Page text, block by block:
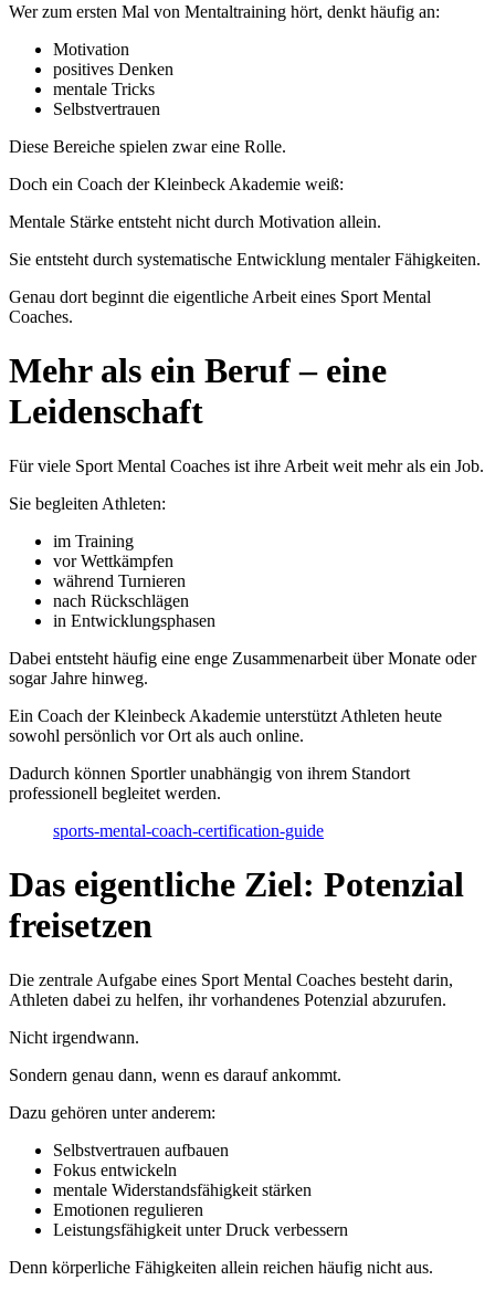
Wer zum ersten Mal von Mentaltraining hört, denkt häufig an:
Motivation
positives Denken
mentale Tricks
Selbstvertrauen
Diese Bereiche spielen zwar eine Rolle.
Doch ein Coach der Kleinbeck Akademie weiß:
Mentale Stärke entsteht nicht durch Motivation allein.
Sie entsteht durch systematische Entwicklung mentaler Fähigkeiten.
Genau dort beginnt die eigentliche Arbeit eines Sport Mental
Coaches.
Mehr als ein Beruf – eine
Leidenschaft
Für viele Sport Mental Coaches ist ihre Arbeit weit mehr als ein Job.
Sie begleiten Athleten:
im Training
vor Wettkämpfen
während Turnieren
nach Rückschlägen
in Entwicklungsphasen
Dabei entsteht häufig eine enge Zusammenarbeit über Monate oder
sogar Jahre hinweg.
Ein Coach der Kleinbeck Akademie unterstützt Athleten heute
sowohl persönlich vor Ort als auch online.
Dadurch können Sportler unabhängig von ihrem Standort
professionell begleitet werden.
sports-mental-coach-certification-guide
Das eigentliche Ziel: Potenzial
freisetzen
Die zentrale Aufgabe eines Sport Mental Coaches besteht darin,
Athleten dabei zu helfen, ihr vorhandenes Potenzial abzurufen.
Nicht irgendwann.
Sondern genau dann, wenn es darauf ankommt.
Dazu gehören unter anderem:
Selbstvertrauen aufbauen
Fokus entwickeln
mentale Widerstandsfähigkeit stärken
Emotionen regulieren
Leistungsfähigkeit unter Druck verbessern
Denn körperliche Fähigkeiten allein reichen häufig nicht aus.